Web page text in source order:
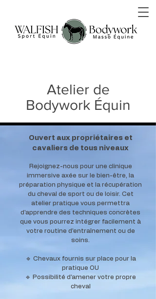
Atelier de
Bodywork Équin
Ouvert aux propriétaires et
cavaliers de tous niveaux
Rejoignez-nous pour une clinique
immersive axée sur le bien-être, la
préparation physique et la récupération
du cheval de sport ou de loisir. Cet
atelier pratique vous permettra
d'apprendre des techniques concrètes
que vous pourrez intégrer facilement à
votre routine d'entraînement ou de
soins.
🔹 Chevaux fournis sur place pour la
pratique OU
🔹 Possibilité d'amener votre propre
cheval